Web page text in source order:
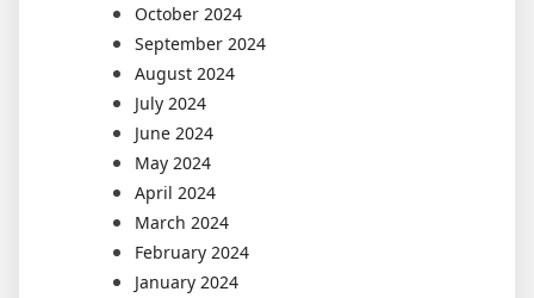
October 2024
September 2024
August 2024
July 2024
June 2024
May 2024
April 2024
March 2024
February 2024
January 2024